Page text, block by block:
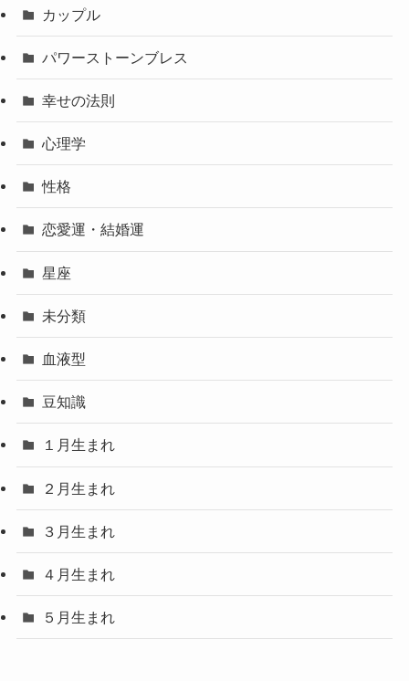
カップル
パワーストーンブレス
幸せの法則
心理学
性格
恋愛運・結婚運
星座
未分類
血液型
豆知識
１月生まれ
２月生まれ
３月生まれ
４月生まれ
５月生まれ